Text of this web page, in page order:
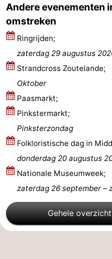
Oranjezon
Oostkapelle
-
Natuur
de
Mantelingen
-
Domburg
-
Westkapelle
Zoutelande
-
Natuur
bos
Middelburg
Zeeuws-
Nieuwvliet
-
Andere evenementen
omstreken
Ringrijden;
zaterdag 29 augustus
Strandcross Zoutelande;
Oktober
Paasmarkt;
Pinkstermarkt;
Pinksterzondag
Folkloristische dag in
donderdag 20 augustus
Nationale Museumweek;
zaterdag 26 september –
Gehele overzicht